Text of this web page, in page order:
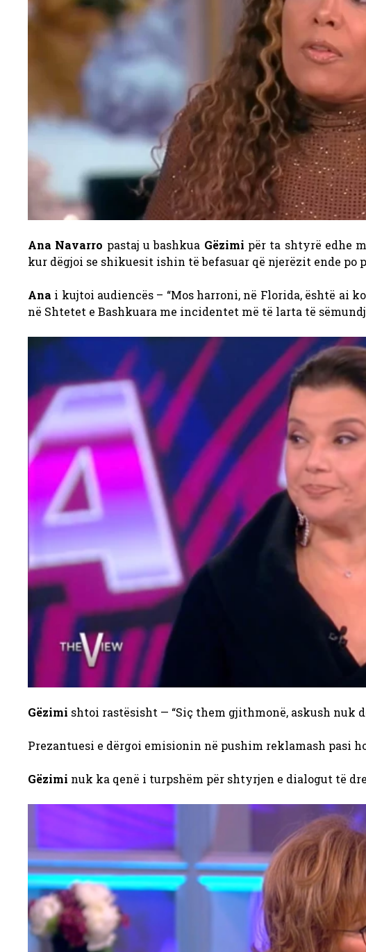
Ana Navarro pastaj u bashkua Gëzimi për ta shtyrë edhe
kur dëgjoi se shikuesit ishin të befasuar që njerëzit ende po
Ana i kujtoi audiencës – “Mos harroni, në Florida, është
në Shtetet e Bashkuara me incidentet më të larta të
Gëzimi shtoi rastësisht — “Siç them gjithmonë, askush nuk
Prezantuesi e dërgoi emisionin në pushim reklamash pasi
Gëzimi nuk ka qenë i turpshëm për shtyrjen e dialogut të